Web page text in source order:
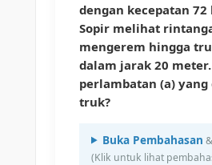
dengan kecepatan
Sopir melihat
mengerem hingga
dalam jarak 20
perlambatan (a)
truk?
Buka Pembahasan